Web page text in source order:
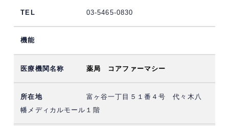
03-5465-0830
薬局 コアファーマシー
富ヶ谷一丁目５１番４号 代々木八
幡メディカルモール１階